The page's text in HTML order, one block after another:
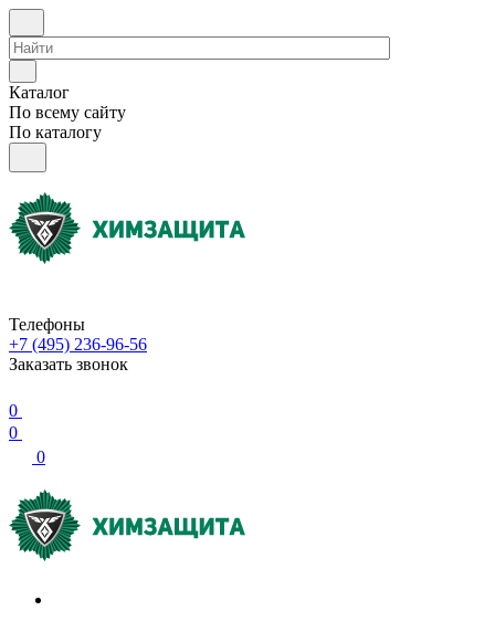
Каталог
По всему сайту
По каталогу
Телефоны
+7 (495) 236-96-56
Заказать звонок
0
0
0